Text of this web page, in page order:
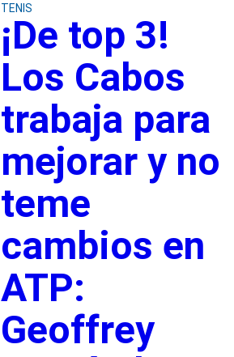
TENIS
¡De top 3!
Los Cabos
trabaja para
mejorar y no
teme
cambios en
ATP:
Geoffrey